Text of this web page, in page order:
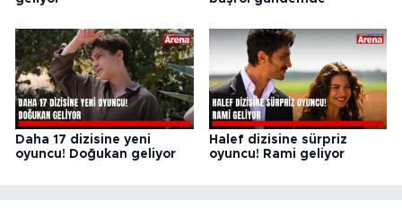
Daha 17 dizisine yeni
oyuncu! Doğukan geliyor
Halef dizisine sürpriz
oyuncu! Rami geliyor